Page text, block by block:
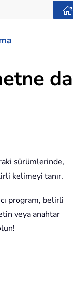
sürümlerinde,
kelimeyi tanır.
program, belirli
veya anahtar